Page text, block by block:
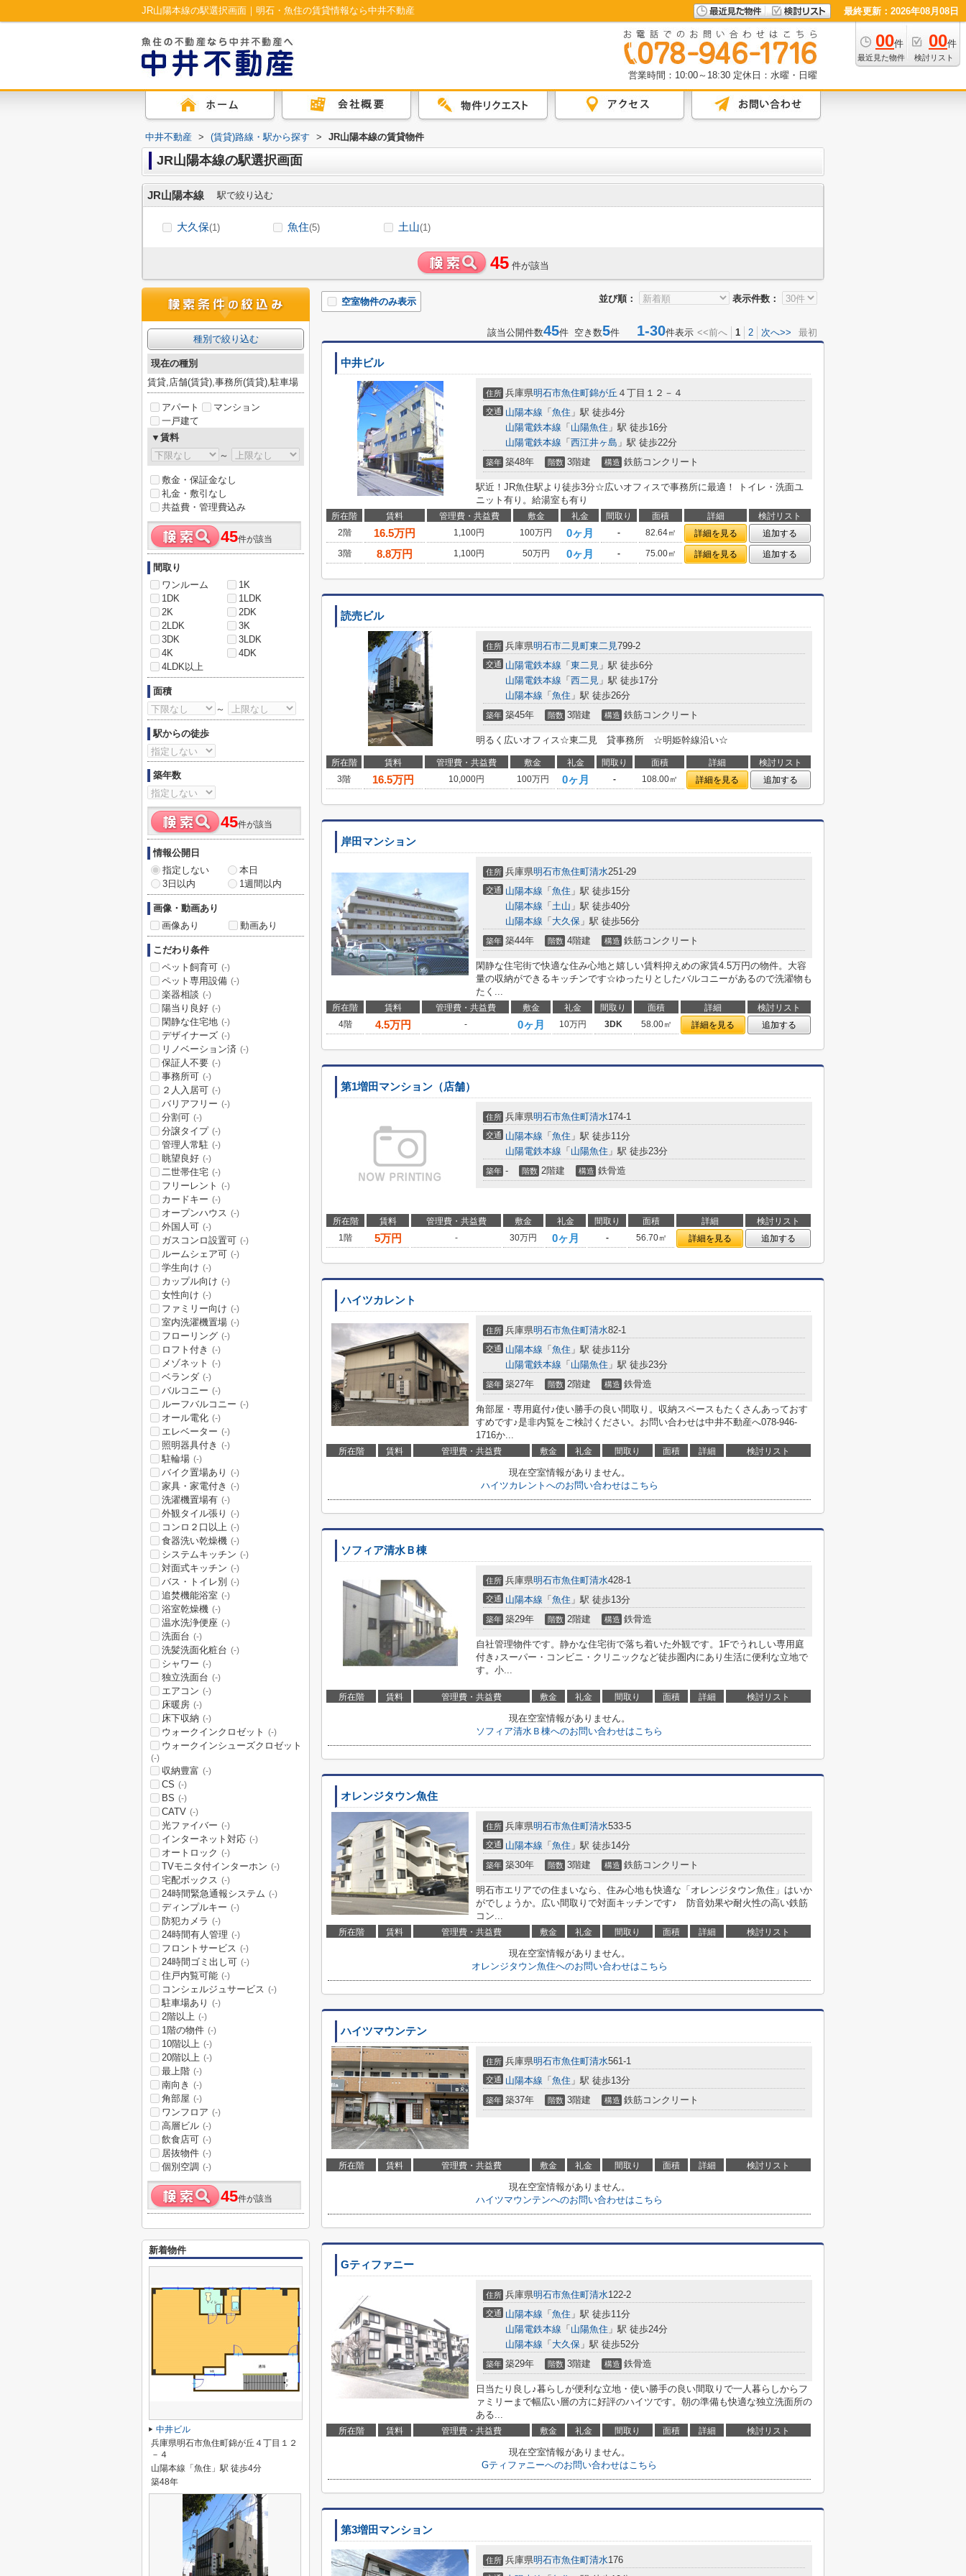
JR山陽本線の駅選択画面｜明石・魚住の賃貸情報なら中井不動産 最終更新：2026年08月08日
00件
最近見た物件
00件
検討リスト
営業時間：10:00～18:30 定休日：水曜・日曜
中井不動産 > (賃貸)路線・駅から探す > JR山陽本線の賃貸物件
JR山陽本線の駅選択画面
JR山陽本線 駅で絞り込む
大久保(1) 魚住(5) 土山(1)
45 件が該当
並び順： 表示件数：
空室物件のみ表示
該当公開件数45件 空き数5件 1-30件表示 <<前へ 1 2 次へ>> 最初
中井ビル
住所 兵庫県明石市魚住町錦が丘 ４丁目１２－４
交通 山陽本線 「 魚住 」駅 徒歩4分
山陽電鉄本線 「 山陽魚住 」駅 徒歩16分
山陽電鉄本線 「 西江井ヶ島 」駅 徒歩22分
築年 築48年 階数 3階建 構造 鉄筋コンクリート
駅近！JR魚住駅より徒歩3分☆広いオフィスで事務所に最適！ トイレ・洗面ユ
ニット有り。給湯室も有り
所在階 賃料 管理費・共益費 敷金 礼金 間取り 面積 詳細
検討リスト
2階
16.5万円 1,100円 100万円 0ヶ月 - 82.64㎡ 詳細を見る
追加する
3階
8.8万円 1,100円 50万円 0ヶ月 - 75.00㎡ 詳細を見る 追加する
読売ビル
住所 兵庫県明石市二見町東二見799-2
交通 山陽電鉄本線 「 東二見 」駅 徒歩6分
山陽電鉄本線 「 西二見 」駅 徒歩17分
山陽本線 「 魚住 」駅 徒歩26分
築年 築45年 階数 3階建 構造 鉄筋コンクリート
明るく広いオフィス☆東二見 貸事務所 ☆明姫幹線沿い☆
所在階 賃料 管理費・共益費 敷金 礼金 間取り 面積 詳細
検討リスト
3階
16.5万円 10,000円 100万円 0ヶ月 - 108.00㎡ 詳細を見る 追加する
岸田マンション
住所 兵庫県明石市魚住町清水251-29
交通 山陽本線 「 魚住 」駅 徒歩15分
山陽本線 「 土山 」駅 徒歩40分
山陽本線 「 大久保 」駅 徒歩56分
築年 築44年 階数 4階建 構造 鉄筋コンクリート
閑静な住宅街で快適な住み心地と嬉しい賃料抑えめの家賃4.5万円の物件。大容
量の収納ができるキッチンです☆ゆったりとしたバルコニーがあるので洗濯物も
たく...
所在階 賃料 管理費・共益費 敷金 礼金 間取り 面積 詳細
検討リスト
4階
4.5万円 - 0ヶ月 10万円 3DK 58.00㎡ 詳細を見る 追加する
第1増田マンション（店舗）
住所 兵庫県明石市魚住町清水174-1
交通 山陽本線 「 魚住 」駅 徒歩11分
山陽電鉄本線 「 山陽魚住 」駅 徒歩23分
築年 - 階数 2階建 構造 鉄骨造
所在階 賃料 管理費・共益費 敷金 礼金 間取り 面積 詳細
検討リスト
1階
5万円 - 30万円 0ヶ月 - 56.70㎡ 詳細を見る 追加する
ハイツカレント
住所 兵庫県明石市魚住町清水82-1
交通 山陽本線 「 魚住 」駅 徒歩11分
山陽電鉄本線 「 山陽魚住 」駅 徒歩23分
築年 築27年 階数 2階建 構造 鉄骨造
角部屋・専用庭付♪使い勝手の良い間取り。収納スペースもたくさんあっておす
すめです♪是非内覧をご検討ください。お問い合わせは中井不動産へ078-946-
1716か...
所在階 賃料 管理費・共益費 敷金 礼金 間取り 面積 詳細 検討リスト
現在空室情報がありません。
ハイツカレントへのお問い合わせはこちら
ソフィア清水Ｂ棟
住所 兵庫県明石市魚住町清水428-1
交通 山陽本線 「 魚住 」駅 徒歩13分
築年 築29年 階数 2階建 構造 鉄骨造
自社管理物件です。静かな住宅街で落ち着いた外観です。1Fでうれしい専用庭
付き♪スーパー・コンビニ・クリニックなど徒歩圏内にあり生活に便利な立地で
す。小...
所在階 賃料 管理費・共益費 敷金 礼金 間取り 面積 詳細 検討リスト
現在空室情報がありません。
ソフィア清水Ｂ棟へのお問い合わせはこちら
オレンジタウン魚住
住所 兵庫県明石市魚住町清水533-5
交通 山陽本線 「 魚住 」駅 徒歩14分
築年 築30年 階数 3階建 構造 鉄筋コンクリート
明石市エリアでの住まいなら、住み心地も快適な「オレンジタウン魚住」はいか
がでしょうか。広い間取りで対面キッチンです♪ 防音効果や耐火性の高い鉄筋
コン...
所在階 賃料 管理費・共益費 敷金 礼金 間取り 面積 詳細 検討リスト
現在空室情報がありません。
オレンジタウン魚住へのお問い合わせはこちら
ハイツマウンテン
住所 兵庫県明石市魚住町清水561-1
交通 山陽本線 「 魚住 」駅 徒歩13分
築年 築37年 階数 3階建 構造 鉄筋コンクリート
所在階 賃料 管理費・共益費 敷金 礼金 間取り 面積 詳細 検討リスト
現在空室情報がありません。
ハイツマウンテンへのお問い合わせはこちら
Gティファニー
住所 兵庫県明石市魚住町清水122-2
交通 山陽本線 「 魚住 」駅 徒歩11分
山陽電鉄本線 「 山陽魚住 」駅 徒歩24分
山陽本線 「 大久保 」駅 徒歩52分
築年 築29年 階数 3階建 構造 鉄骨造
日当たり良し♪暮らしが便利な立地・使い勝手の良い間取りで一人暮らしからフ
ァミリーまで幅広い層の方に好評のハイツです。朝の準備も快適な独立洗面所の
ある...
所在階 賃料 管理費・共益費 敷金 礼金 間取り 面積 詳細 検討リスト
現在空室情報がありません。
Gティファニーへのお問い合わせはこちら
第3増田マンション
住所 兵庫県明石市魚住町清水176
種別で絞り込む
現在の種別
賃貸,店舗(賃貸),事務所(賃貸),駐車場
アパート
マンション
一戸建て
▼賃料
～
敷金・保証金なし
礼金・敷引なし
共益費・管理費込み
45件が該当
間取り
ワンルーム
1K
1DK
1LDK
2K
2DK
2LDK
3K
3DK
3LDK
4K
4DK
4LDK以上
面積
～
駅からの徒歩
築年数
45件が該当
情報公開日
指定しない
本日
3日以内
1週間以内
画像・動画あり
画像あり
動画あり
こだわり条件
ペット飼育可 (-)
ペット専用設備 (-)
楽器相談 (-)
陽当り良好 (-)
閑静な住宅地 (-)
デザイナーズ (-)
リノベーション済 (-)
保証人不要 (-)
事務所可 (-)
２人入居可 (-)
バリアフリー (-)
分割可 (-)
分譲タイプ (-)
管理人常駐 (-)
眺望良好 (-)
二世帯住宅 (-)
フリーレント (-)
カードキー (-)
オープンハウス (-)
外国人可 (-)
ガスコンロ設置可 (-)
ルームシェア可 (-)
学生向け (-)
カップル向け (-)
女性向け (-)
ファミリー向け (-)
室内洗濯機置場 (-)
フローリング (-)
ロフト付き (-)
メゾネット (-)
ベランダ (-)
バルコニー (-)
ルーフバルコニー (-)
オール電化 (-)
エレベーター (-)
照明器具付き (-)
駐輪場 (-)
バイク置場あり (-)
家具・家電付き (-)
洗濯機置場有 (-)
外観タイル張り (-)
コンロ２口以上 (-)
食器洗い乾燥機 (-)
システムキッチン (-)
対面式キッチン (-)
バス・トイレ別 (-)
追焚機能浴室 (-)
浴室乾燥機 (-)
温水洗浄便座 (-)
洗面台 (-)
洗髪洗面化粧台 (-)
シャワー (-)
独立洗面台 (-)
エアコン (-)
床暖房 (-)
床下収納 (-)
ウォークインクロゼット (-)
ウォークインシューズクロゼット
(-)
収納豊富 (-)
CS (-)
BS (-)
CATV (-)
光ファイバー (-)
インターネット対応 (-)
オートロック (-)
TVモニタ付インターホン (-)
宅配ボックス (-)
24時間緊急通報システム (-)
ディンプルキー (-)
防犯カメラ (-)
24時間有人管理 (-)
フロントサービス (-)
24時間ゴミ出し可 (-)
住戸内覧可能 (-)
コンシェルジュサービス (-)
駐車場あり (-)
2階以上 (-)
1階の物件 (-)
10階以上 (-)
20階以上 (-)
最上階 (-)
南向き (-)
角部屋 (-)
ワンフロア (-)
高層ビル (-)
飲食店可 (-)
居抜物件 (-)
個別空調 (-)
45件が該当
新着物件
中井ビル
兵庫県明石市魚住町錦が丘４丁目１２
－４
山陽本線「魚住」駅 徒歩4分
築48年